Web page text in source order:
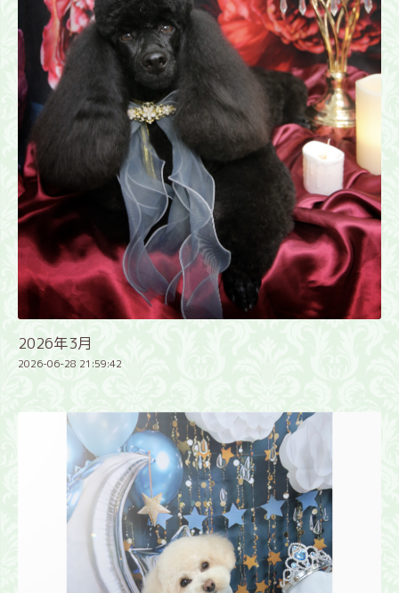
2026年3月
2026-06-28 21:59:42